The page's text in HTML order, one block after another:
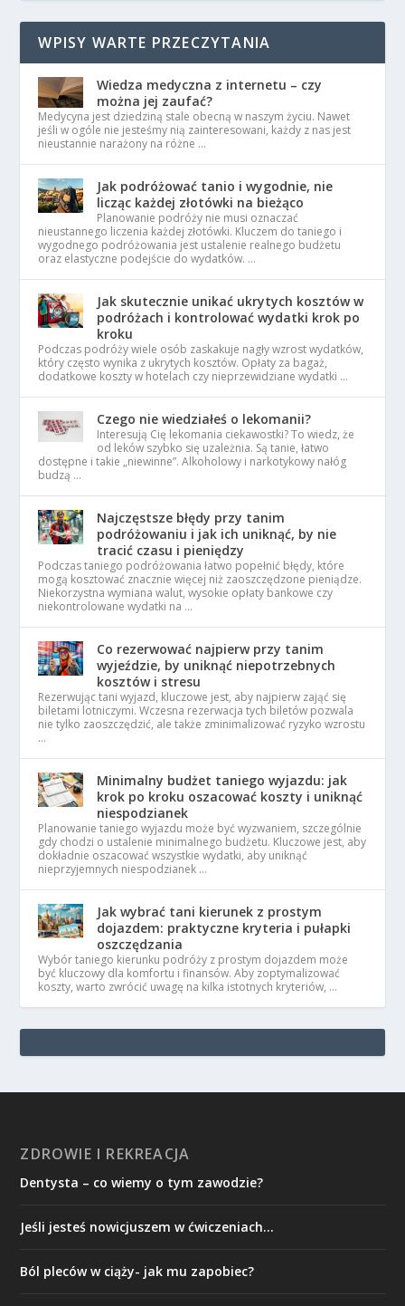
WPISY WARTE PRZECZYTANIA
Wiedza medyczna z internetu – czy
można jej zaufać?
Medycyna jest dziedziną stale obecną w naszym życiu. Nawet
jeśli w ogóle nie jesteśmy nią zainteresowani, każdy z nas jest
nieustannie narażony na różne …
Jak podróżować tanio i wygodnie, nie
licząc każdej złotówki na bieżąco
Planowanie podróży nie musi oznaczać
nieustannego liczenia każdej złotówki. Kluczem do taniego i
wygodnego podróżowania jest ustalenie realnego budżetu
oraz elastyczne podejście do wydatków. …
Jak skutecznie unikać ukrytych kosztów w
podróżach i kontrolować wydatki krok po
kroku
Podczas podróży wiele osób zaskakuje nagły wzrost wydatków,
który często wynika z ukrytych kosztów. Opłaty za bagaż,
dodatkowe koszty w hotelach czy nieprzewidziane wydatki …
Czego nie wiedziałeś o lekomanii?
Interesują Cię lekomania ciekawostki? To wiedz, że
od leków szybko się uzależnia. Są tanie, łatwo
dostępne i takie „niewinne”. Alkoholowy i narkotykowy nałóg
budzą …
Najczęstsze błędy przy tanim
podróżowaniu i jak ich uniknąć, by nie
tracić czasu i pieniędzy
Podczas taniego podróżowania łatwo popełnić błędy, które
mogą kosztować znacznie więcej niż zaoszczędzone pieniądze.
Niekorzystna wymiana walut, wysokie opłaty bankowe czy
niekontrolowane wydatki na …
Co rezerwować najpierw przy tanim
wyjeździe, by uniknąć niepotrzebnych
kosztów i stresu
Rezerwując tani wyjazd, kluczowe jest, aby najpierw zająć się
biletami lotniczymi. Wczesna rezerwacja tych biletów pozwala
nie tylko zaoszczędzić, ale także zminimalizować ryzyko wzrostu
…
Minimalny budżet taniego wyjazdu: jak
krok po kroku oszacować koszty i uniknąć
niespodzianek
Planowanie taniego wyjazdu może być wyzwaniem, szczególnie
gdy chodzi o ustalenie minimalnego budżetu. Kluczowe jest, aby
dokładnie oszacować wszystkie wydatki, aby uniknąć
nieprzyjemnych niespodzianek …
Jak wybrać tani kierunek z prostym
dojazdem: praktyczne kryteria i pułapki
oszczędzania
Wybór taniego kierunku podróży z prostym dojazdem może
być kluczowy dla komfortu i finansów. Aby zoptymalizować
koszty, warto zwrócić uwagę na kilka istotnych kryteriów, …
ZDROWIE I REKREACJA
Dentysta – co wiemy o tym zawodzie?
Jeśli jesteś nowicjuszem w ćwiczeniach…
Ból pleców w ciąży- jak mu zapobiec?